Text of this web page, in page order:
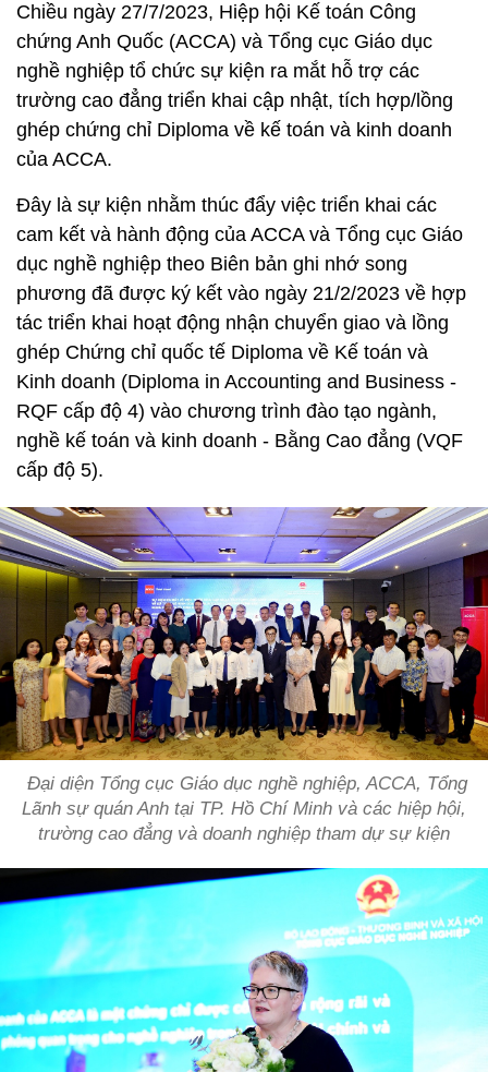
Chiều ngày 27/7/2023, Hiệp hội Kế toán Công
chứng Anh Quốc (ACCA) và Tổng cục Giáo dục
nghề nghiệp tổ chức sự kiện ra mắt hỗ trợ các
trường cao đẳng triển khai cập nhật, tích hợp/lồng
ghép chứng chỉ Diploma về kế toán và kinh doanh
của ACCA.
Đây là sự kiện nhằm thúc đẩy việc triển khai các
cam kết và hành động của ACCA và Tổng cục Giáo
dục nghề nghiệp theo Biên bản ghi nhớ song
phương đã được ký kết vào ngày 21/2/2023 về hợp
tác triển khai hoạt động nhận chuyển giao và lồng
ghép Chứng chỉ quốc tế Diploma về Kế toán và
Kinh doanh (Diploma in Accounting and Business -
RQF cấp độ 4) vào chương trình đào tạo ngành,
nghề kế toán và kinh doanh - Bằng Cao đẳng (VQF
cấp độ 5).
Đại diện Tổng cục Giáo dục nghề nghiệp, ACCA, Tổng
Lãnh sự quán Anh tại TP. Hồ Chí Minh và các hiệp hội,
trường cao đẳng và doanh nghiệp tham dự sự kiện